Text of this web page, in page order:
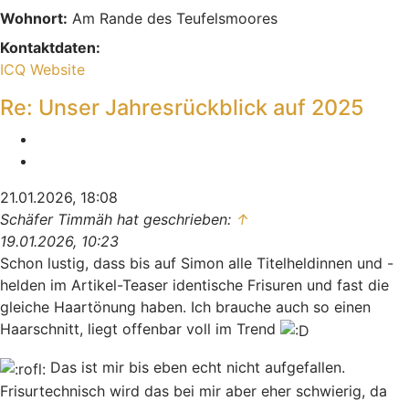
Wohnort: Am Rande des Teufelsmoores
Kontaktdaten:
Kontaktdaten von Indiana
ICQ Website
Re: Unser Jahresrückblick auf 2025
21.01.2026, 18:08
Schäfer Timmäh hat geschrieben: ↑
19.01.2026, 10:23
Schon lustig, dass bis auf Simon alle Titelheldinnen und -
helden im Artikel-Teaser identische Frisuren und fast die
gleiche Haartönung haben. Ich brauche auch so einen
Haarschnitt, liegt offenbar voll im Trend
Das ist mir bis eben echt nicht aufgefallen.
Frisurtechnisch wird das bei mir aber eher schwierig, da